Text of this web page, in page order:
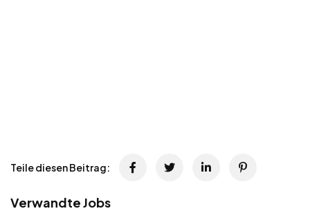
Teile diesen Beitrag:
Verwandte Jobs